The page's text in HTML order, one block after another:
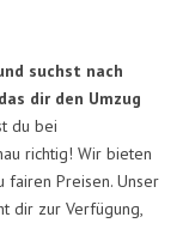
suchst nach
dir den Umzug
du bei
richtig! Wir bieten
fairen Preisen. Unser
dir zur Verfügung,